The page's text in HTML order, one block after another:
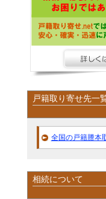
戸籍取り寄せ先一
全国の戸籍謄本
相続について